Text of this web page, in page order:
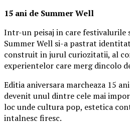
15 ani de Summer Well
Intr-un peisaj in care festivalurile
Summer Well si-a pastrat
construit in jurul curiozitatii, al
experientelor care merg dincolo
Editia aniversara marcheaza 15
devenit unul dintre cele mai
loc unde cultura pop, estetica
intalnesc firesc.